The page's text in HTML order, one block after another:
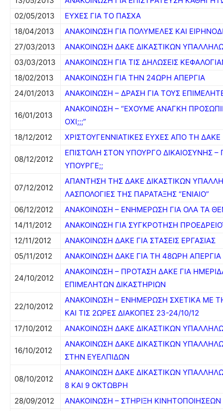
02/05/2013
ΕΥΧΕΣ ΓΙΑ ΤΟ ΠΑΣΧΑ
18/04/2013
ΑΝΑΚΟΙΝΩΣΗ ΓΙΑ ΠΟΛΥΜΕΛΕΣ ΚΑΙ
27/03/2013
ΑΝΑΚΟΙΝΩΣΗ ΔΑΚΕ ΔΙΚΑΣΤΙΚΩΝ
03/03/2013
ΑΝΑΚΟΙΝΩΣΗ ΓΙΑ ΤΙΣ ΔΗΛΩΣΕΙΣ
18/02/2013
ΑΝΑΚΟΙΝΩΣΗ ΓΙΑ ΤΗΝ 24ΩΡΗ ΑΠΕΡΓΙΑ
24/01/2013
ΑΝΑΚΟΙΝΩΣΗ – ΔΡΑΣΗ ΓΙΑ ΤΟΥΣ
16/01/2013
ΑΝΑΚΟΙΝΩΣΗ – “ΕΧΟΥΜΕ ΑΝΑΓΚΗ
ΟΧΙ;;;”
18/12/2012
ΧΡΙΣΤΟΥΓΕΝΝΙΑΤΙΚΕΣ ΕΥΧΕΣ ΑΠΟ ΤΗ ΔΑΚΕ
08/12/2012
ΕΠΙΣΤΟΛΗ ΣΤΟΝ ΥΠΟΥΡΓΟ ΔΙΚΑΙΟΣΥΝΗΣ –
ΥΠΟΥΡΓΕ;;
07/12/2012
ΑΠΑΝΤΗΣΗ ΤΗΣ ΔΑΚΕ ΔΙΚΑΣΤΙΚΩΝ
ΛΑΣΠΟΛΟΓΙΕΣ ΤΗΣ ΠΑΡΑΤΑΞΗΣ “ΕΝΙΑΙΟ”
06/12/2012
ΑΝΑΚΟΙΝΩΣΗ – ΕΝΗΜΕΡΩΣΗ ΓΙΑ ΟΛΑ ΤΑ
14/11/2012
ΑΝΑΚΟΙΝΩΣΗ ΓΙΑ ΣΥΓΚΡΟΤΗΣΗ
12/11/2012
ΑΝΑΚΟΙΝΩΣΗ ΔΑΚΕ ΓΙΑ ΣΤΑΣΕΙΣ ΕΡΓΑΣΙΑΣ
05/11/2012
ΑΝΑΚΟΙΝΩΣΗ ΔΑΚΕ ΓΙΑ ΤΗ 48ΩΡΗ
24/10/2012
ΑΝΑΚΟΙΝΩΣΗ – ΠΡΟΤΑΣΗ ΔΑΚΕ ΓΙΑ
ΕΠΙΜΕΛΗΤΩΝ ΔΙΚΑΣΤΗΡΙΩΝ
22/10/2012
ΑΝΑΚΟΙΝΩΣΗ – ΕΝΗΜΕΡΩΣΗ ΣΧΕΤΙΚΑ ΜΕ
ΚΑΙ ΤΙΣ 2ΩΡΕΣ ΔΙΑΚΟΠΕΣ 23-24/10/12
17/10/2012
ΑΝΑΚΟΙΝΩΣΗ ΔΑΚΕ ΔΙΚΑΣΤΙΚΩΝ
16/10/2012
ΑΝΑΚΟΙΝΩΣΗ ΔΑΚΕ ΔΙΚΑΣΤΙΚΩΝ
ΣΤΗΝ ΕΥΕΛΠΙΔΩΝ
08/10/2012
ΑΝΑΚΟΙΝΩΣΗ ΔΑΚΕ ΔΙΚΑΣΤΙΚΩΝ
8 ΚΑΙ 9 ΟΚΤΩΒΡΗ
28/09/2012
ΑΝΑΚΟΙΝΩΣΗ – ΣΤΗΡΙΞΗ ΚΙΝΗΤΟΠΟΙΗΣΕΩΝ